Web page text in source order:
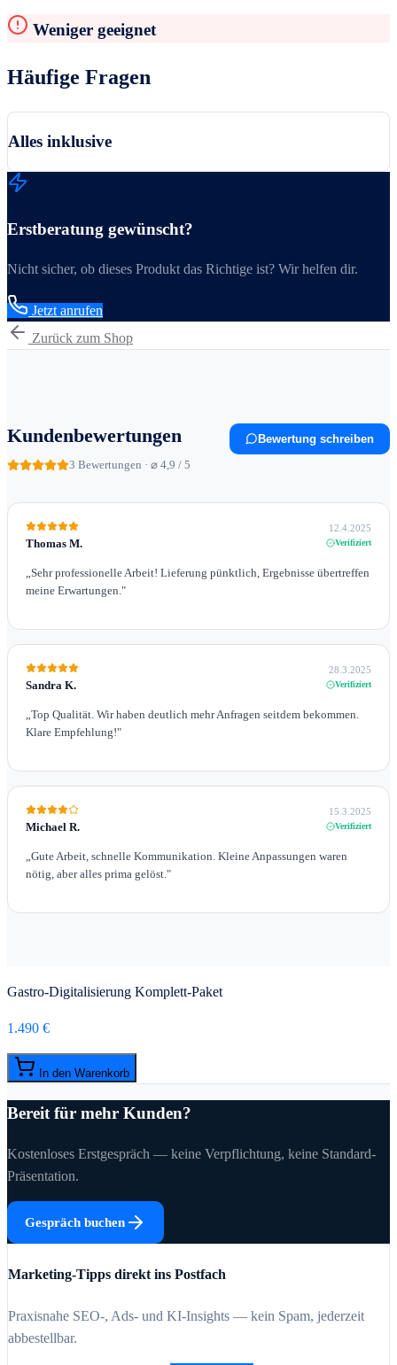
Weniger geeignet
Häufige Fragen
Alles inklusive
Erstberatung gewünscht?
Nicht sicher, ob dieses Produkt das Richtige ist? Wir helfen dir.
Jetzt anrufen
Zurück zum Shop
Kundenbewertungen
3 Bewertungen · ⌀ 4,9 / 5
Bewertung schreiben
Thomas M.
12.4.2025
Verifiziert
Sehr professionelle Arbeit! Lieferung pünktlich, Ergebnisse übertreffen
meine Erwartungen. "
Sandra K.
28.3.2025
Verifiziert
Top Qualität. Wir haben deutlich mehr Anfragen seitdem bekommen.
Klare Empfehlung!"
Michael R.
15.3.2025
Verifiziert
Gute Arbeit, schnelle Kommunikation. Kleine Anpassungen waren
nötig, aber alles prima gelöst. "
Gastro-Digitalisierung Komplett-Paket
1.490 €
In den Warenkorb
Bereit für mehr Kunden?
Kostenloses Erstgespräch — keine Verpflichtung, keine Standard-
Präsentation.
Gespräch buchen
Marketing-Tipps direkt ins Postfach
Praxisnahe SEO-, Ads- und KI-Insights — kein Spam, jederzeit
abbestellbar.